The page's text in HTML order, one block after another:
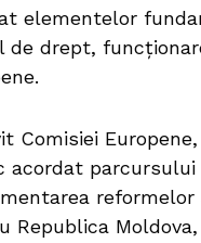
elementelor
de drept,
Comisiei
acordat parcursului
Republica